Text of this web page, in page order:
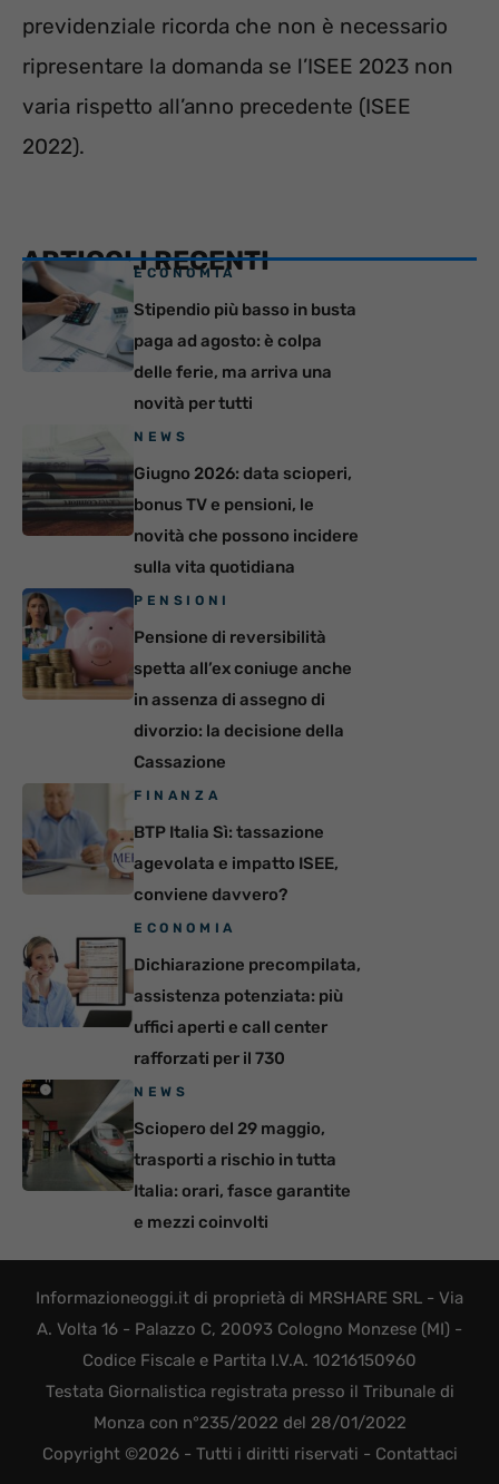
previdenziale ricorda che non è necessario
ripresentare la domanda se l’ISEE 2023 non
varia rispetto all’anno precedente (ISEE
2022).
ARTICOLI RECENTI
ECONOMIA
Stipendio più basso in busta
paga ad agosto: è colpa
delle ferie, ma arriva una
novità per tutti
NEWS
Giugno 2026: data scioperi,
bonus TV e pensioni, le
novità che possono incidere
sulla vita quotidiana
PENSIONI
Pensione di reversibilità
spetta all’ex coniuge anche
in assenza di assegno di
divorzio: la decisione della
Cassazione
FINANZA
BTP Italia Sì: tassazione
agevolata e impatto ISEE,
conviene davvero?
ECONOMIA
Dichiarazione precompilata,
assistenza potenziata: più
uffici aperti e call center
rafforzati per il 730
NEWS
Sciopero del 29 maggio,
trasporti a rischio in tutta
Italia: orari, fasce garantite
e mezzi coinvolti
Informazioneoggi.it di proprietà di MRSHARE SRL - Via
A. Volta 16 - Palazzo C, 20093 Cologno Monzese (MI) -
Codice Fiscale e Partita I.V.A. 10216150960
Testata Giornalistica registrata presso il Tribunale di
Monza con n°235/2022 del 28/01/2022
Copyright ©2026 - Tutti i diritti riservati - Contattaci